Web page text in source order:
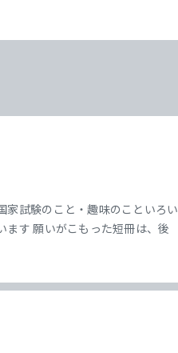
家試験のこと・趣味のこといろい
ます 願いがこもった短冊は、後